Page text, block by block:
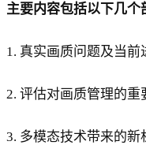
主要内容包括以下几个
1. 真实画质问题及当前
2. 评估对画质管理的重
3. 多模态技术带来的新